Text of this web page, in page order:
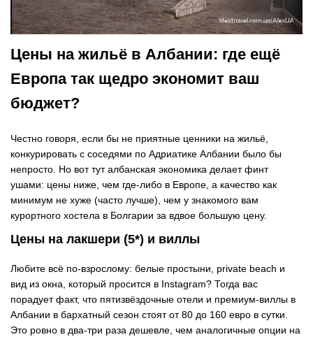
Цены на жильё в Албании: где ещё
Европа так щедро экономит ваш
бюджет?
Честно говоря, если бы не приятные ценники на жильё,
конкурировать с соседями по Адриатике Албании было бы
непросто. Но вот тут албанская экономика делает финт
ушами: цены ниже, чем где-либо в Европе, а качество как
минимум не хуже (часто лучше), чем у знакомого вам
курортного хостела в Болгарии за вдвое большую цену.
Цены на лакшери (5*) и виллы
Любите всё по-взрослому: белые простыни, private beach и
вид из окна, который просится в Instagram? Тогда вас
порадует факт, что пятизвёздочные отели и премиум-виллы в
Албании в бархатный сезон стоят от 80 до 160 евро в сутки.
Это ровно в два-три раза дешевле, чем аналогичные опции на